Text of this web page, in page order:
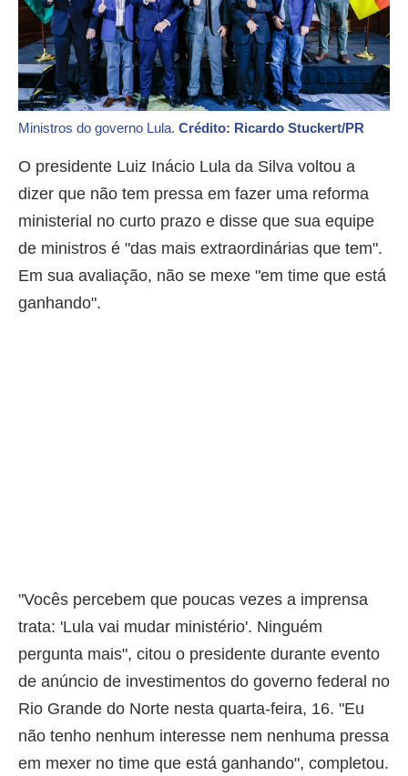
Ministros do governo Lula. Crédito: Ricardo Stuckert/PR
O presidente Luiz Inácio Lula da Silva voltou a
dizer que não tem pressa em fazer uma reforma
ministerial no curto prazo e disse que sua equipe
de ministros é "das mais extraordinárias que tem".
Em sua avaliação, não se mexe "em time que está
ganhando".
"Vocês percebem que poucas vezes a imprensa
trata: 'Lula vai mudar ministério'. Ninguém
pergunta mais", citou o presidente durante evento
de anúncio de investimentos do governo federal no
Rio Grande do Norte nesta quarta-feira, 16. "Eu
não tenho nenhum interesse nem nenhuma pressa
em mexer no time que está ganhando", completou.